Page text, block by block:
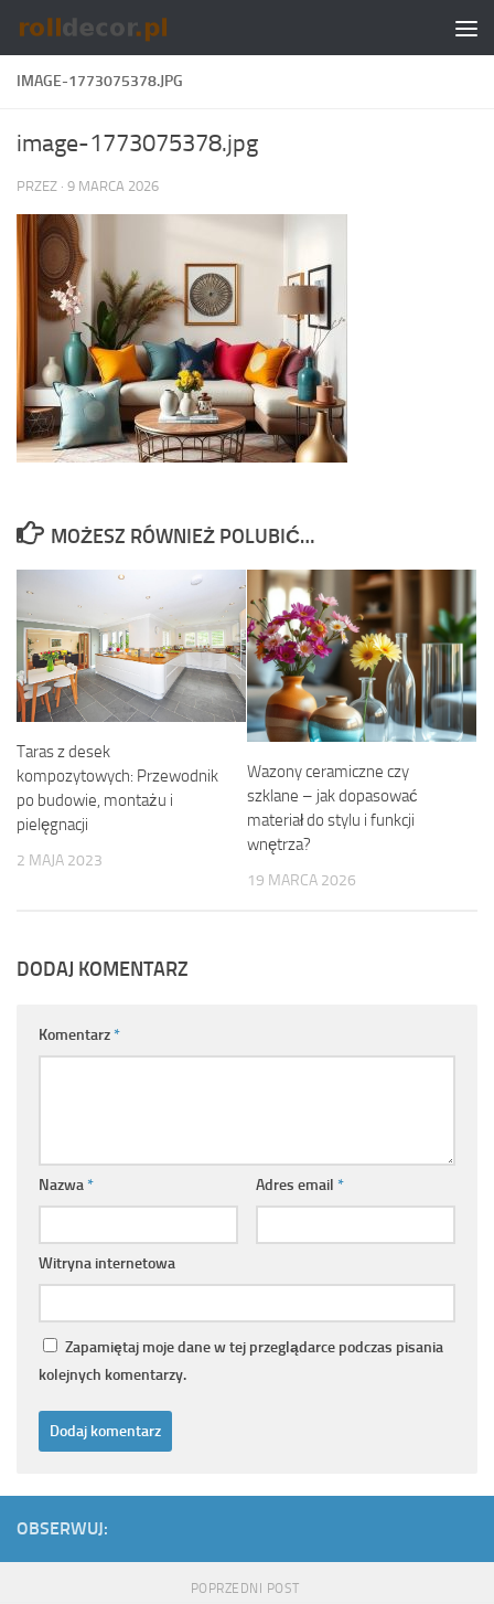
Skip to content
IMAGE-1773075378.JPG
image-1773075378.jpg
PRZEZ · 9 MARCA 2026
MOŻESZ RÓWNIEŻ POLUBIĆ…
Taras z desek
kompozytowych: Przewodnik
po budowie, montażu i
pielęgnacji
2 MAJA 2023
Wazony ceramiczne czy
szklane – jak dopasować
materiał do stylu i funkcji
wnętrza?
19 MARCA 2026
DODAJ KOMENTARZ
Komentarz*
Nazwa* Adres email *
Witryna internetowa
Zapamiętaj moje dane w tej przeglądarce podczas pisania
kolejnych komentarzy.
OBSERWUJ:
POPRZEDNI POST